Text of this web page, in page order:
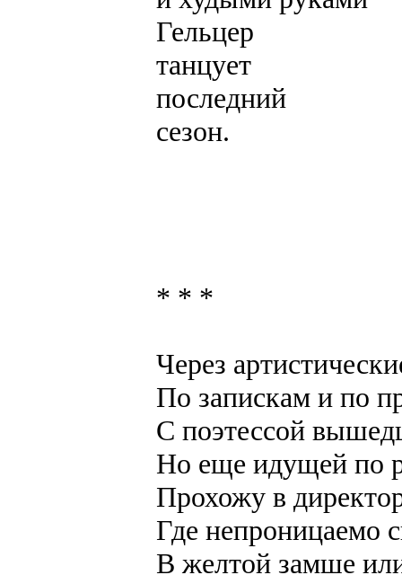
Гельцер
танцует
последний
сезон.
* * *
Через
По запискам и по
С поэтессой
Но еще идущей по
Прохожу в
Где непроницаемо
В желтой замше